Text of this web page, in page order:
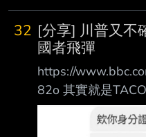
562QC9.html 3/5
https://reurl.cc/
擊中林肯號 林肯號
https://reurl.cc/
號 以伊朗官方的說
修復能力有外星人
32 [分享] 川普又不
國者飛彈
https://
82o 其實就是
克蘭提供製造愛國
昨天又在會議上面